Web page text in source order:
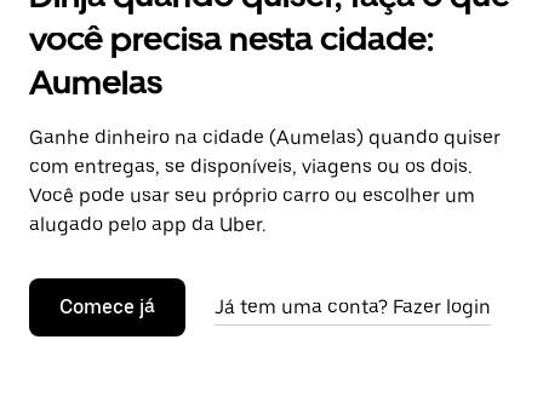
você precisa nesta cidade:
Aumelas
Ganhe dinheiro na cidade (Aumelas) quando quiser
com entregas, se disponíveis, viagens ou os dois.
Você pode usar seu próprio carro ou escolher um
alugado pelo app da Uber.
Comece já Já tem uma conta? Fazer login